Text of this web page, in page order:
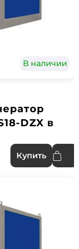
В наличии
DZX в
Купить